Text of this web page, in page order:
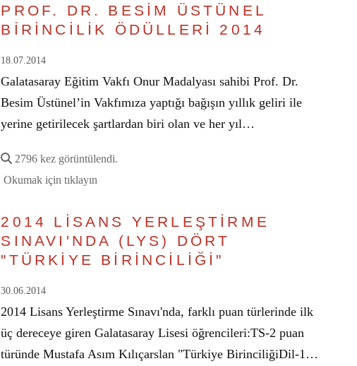
PROF. DR. BESİM ÜSTÜNEL
BİRİNCİLİK ÖDÜLLERİ 2014
18.07.2014
Galatasaray Eğitim Vakfı Onur Madalyası sahibi Prof. Dr.
Besim Üstünel’in Vakfımıza yaptığı bağışın yıllık geliri ile
yerine getirilecek şartlardan biri olan ve her yıl…
2796 kez görüntülendi.
Okumak için tıklayın
2014 LİSANS YERLEŞTİRME
SINAVI'NDA (LYS) DÖRT
"TÜRKİYE BİRİNCİLİĞİ"
30.06.2014
2014 Lisans Yerleştirme Sınavı'nda, farklı puan türlerinde ilk
üç dereceye giren Galatasaray Lisesi öğrencileri:TS-2 puan
türünde Mustafa Asım Kılıçarslan "Türkiye BirinciliğiDil-1…